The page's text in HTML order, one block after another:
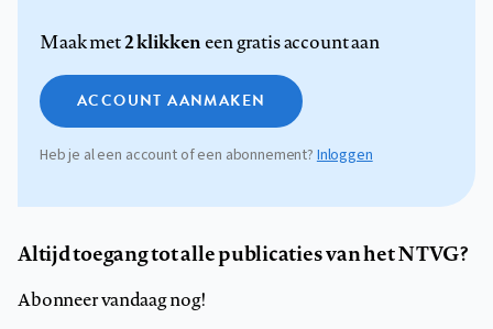
Maak met2 klikkeneen gratis account aan
ACCOUNT AANMAKEN
Heb je al een account of een abonnement? Inloggen
Altijd toegang tot alle publicaties van het NTVG?
Abonneer vandaag nog!